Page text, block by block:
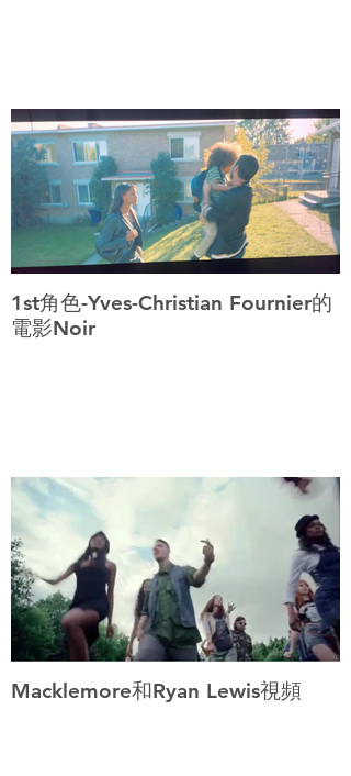
1st角色-Yves-Christian Fournier的
電影Noir
Macklemore和Ryan Lewis視頻